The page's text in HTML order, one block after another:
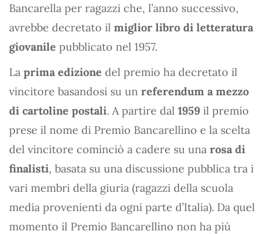
Bancarella per ragazzi che, l’anno successivo,
avrebbe decretato il miglior libro di letteratura
giovanile pubblicato nel 1957.
La prima edizione del premio ha decretato il
vincitore basandosi su un referendum a mezzo
di cartoline postali. A partire dal 1959 il premio
prese il nome di Premio Bancarellino e la scelta
del vincitore cominciò a cadere su una rosa di
finalisti, basata su una discussione pubblica tra i
vari membri della giuria (ragazzi della scuola
media provenienti da ogni parte d’Italia). Da quel
momento il Premio Bancarellino non ha più